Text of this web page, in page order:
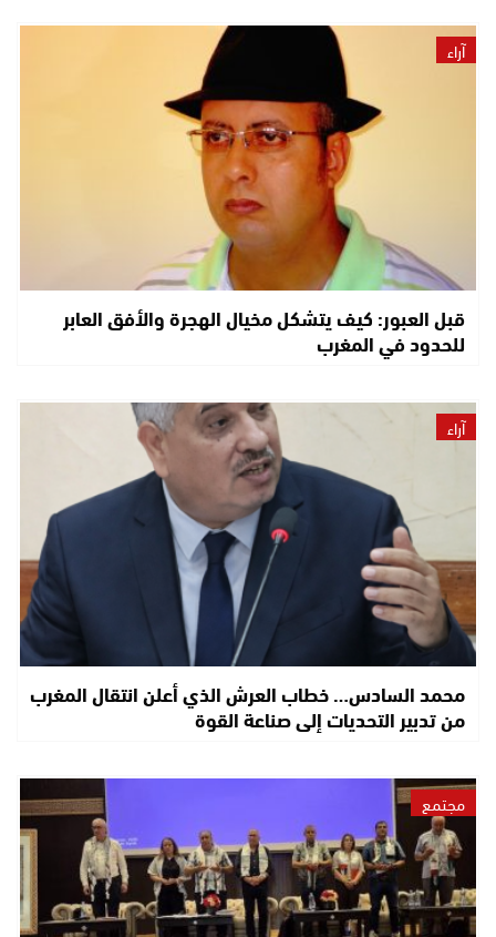
آراء
قبل العبور: كيف يتشكل مخيال الهجرة والأفق العابر
للحدود في المغرب
آراء
محمد السادس… خطاب العرش الذي أعلن انتقال المغرب
من تدبير التحديات إلى صناعة القوة
مجتمع